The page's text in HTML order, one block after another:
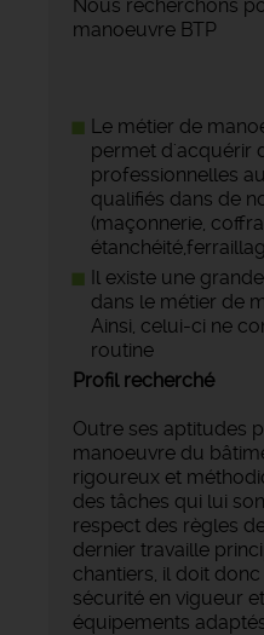
Nous recherchons
manoeuvre BTP
Le métier de
permet d'acquérir
professionnelles
qualifiés dans de
(maçonnerie,
Il existe une
dans le métier de
Ainsi, celui-ci ne
routine
Profil recherché
Outre ses aptitudes
manoeuvre du
rigoureux et
des tâches qui lui
respect des règles
dernier travaille
chantiers, il doit
sécurité en vigueur
équipements